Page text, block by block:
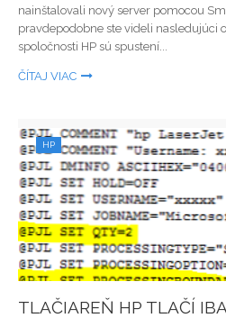
nainštalovali nový server pomocou
pravdepodobne ste videli nasledujúci
spoločnosti HP sú spustení...
ČÍTAJ VIAC
HP
TLAČIAREŇ HP TLAČÍ